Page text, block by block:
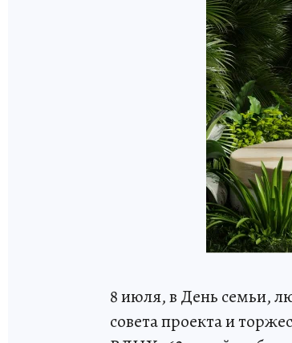
8 июля, в День семьи,
совета проекта и